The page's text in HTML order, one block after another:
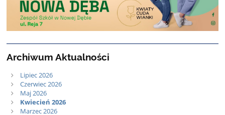
Archiwum Aktualności
Lipiec 2026
Czerwiec 2026
Maj 2026
Kwiecień 2026
Marzec 2026